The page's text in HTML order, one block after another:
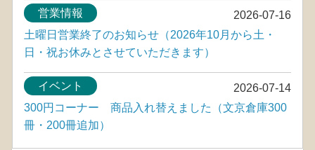
2026-07-16
営業情報
土曜日営業終了のお知らせ（2026年10月から土・
日・祝お休みとさせていただきます）
2026-07-14
イベント
300円コーナー 商品入れ替えました（文京倉庫300
冊・200冊追加）